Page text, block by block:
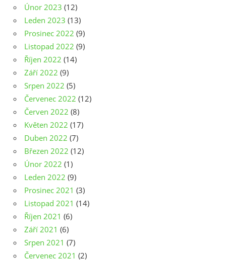
Únor 2023 (12)
Leden 2023 (13)
Prosinec 2022 (9)
Listopad 2022 (9)
Říjen 2022 (14)
Září 2022 (9)
Srpen 2022 (5)
Červenec 2022 (12)
Červen 2022 (8)
Květen 2022 (17)
Duben 2022 (7)
Březen 2022 (12)
Únor 2022 (1)
Leden 2022 (9)
Prosinec 2021 (3)
Listopad 2021 (14)
Říjen 2021 (6)
Září 2021 (6)
Srpen 2021 (7)
Červenec 2021 (2)